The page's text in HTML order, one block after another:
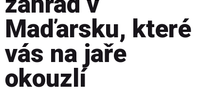
Maďarsku, které
vás na jaře
okouzlí